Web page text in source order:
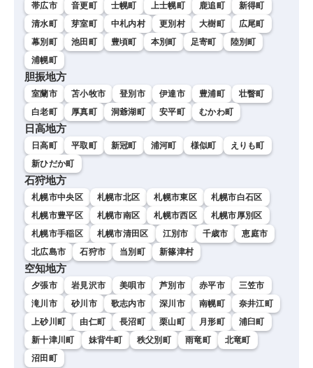
帯広市 音更町 士幌町 上士幌町 鹿追町
新得町
清水町
芽室町 中札内村 更別村 大樹町
広尾町
幕別町
池田町 豊頃町 本別町 足寄町
陸別町
浦幌町
胆振地方
室蘭市 苫小牧市 登別市 伊達市 豊浦町
壮瞥町
白老町
厚真町 洞爺湖町 安平町 むかわ町
日高地方
日高町 平取町 新冠町 浦河町 様似町
えりも町
新ひだか町
石狩地方
札幌市中央区 札幌市北区 札幌市東区
札幌市白石区
札幌市豊平区
札幌市南区 札幌市西区
札幌市厚別区
札幌市手稲区
札幌市清田区 江別市 千歳市
恵庭市
北広島市
石狩市 当別町 新篠津村
空知地方
夕張市 岩見沢市 美唄市 芦別市 赤平市
三笠市
滝川市
砂川市 歌志内市 深川市 南幌町
奈井江町
上砂川町
由仁町 長沼町 栗山町 月形町
浦臼町
新十津川町
妹背牛町 秩父別町 雨竜町
北竜町
沼田町